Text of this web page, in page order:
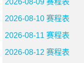
2026-08-09 赛程表
2026-08-10 赛程表
2026-08-11 赛程表
2026-08-12 赛程表